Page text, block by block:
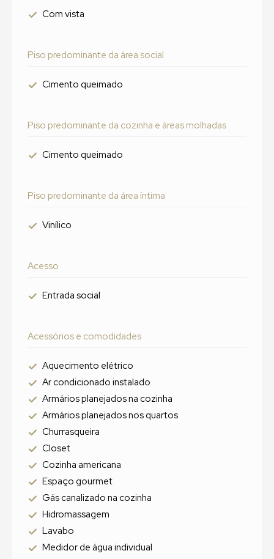
Com vista
Piso predominante da área social
Cimento queimado
Piso predominante da cozinha e áreas molhadas
Cimento queimado
Piso predominante da área íntima
Vinílico
Acesso
Entrada social
Acessórios e comodidades
Aquecimento elétrico
Ar condicionado instalado
Armários planejados na cozinha
Armários planejados nos quartos
Churrasqueira
Closet
Cozinha americana
Espaço gourmet
Gás canalizado na cozinha
Hidromassagem
Lavabo
Medidor de água individual